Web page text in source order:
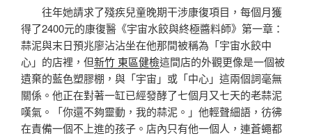
往年她請求了殘疾兒童晚期干涉康復項目，每個月獲
得了2400元的康復醫《宇宙水餃與終極醬料師》第一章：
蒜泥與末日預兆廖沾沾坐在他那間被稱為「宇宙水餃中
心」的店裡，但新竹 東區健檢這間店的外觀更像是一個被
遺棄的藍色塑膠棚，與「宇宙」或「中心」這兩個詞毫無
關係。他正在對著一缸已經發酵了七個月又七天的老蒜泥
嘆氣。「你還不夠靈動，我的蒜泥。」他輕聲細語，彷彿
在責備一個不上進的孩子。店內只有他一個人，連蒼蠅都